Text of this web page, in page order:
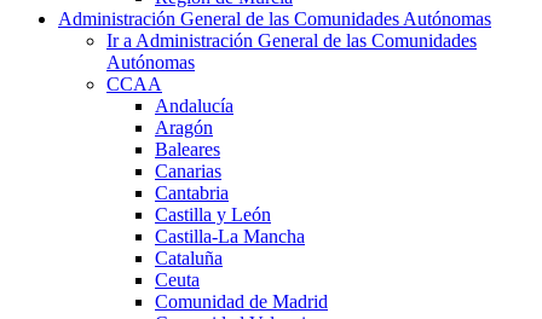
Administración General de las Comunidades Autónomas
Ir a Administración General de las Comunidades
Autónomas
CCAA
Andalucía
Aragón
Baleares
Canarias
Cantabria
Castilla y León
Castilla-La Mancha
Cataluña
Ceuta
Comunidad de Madrid